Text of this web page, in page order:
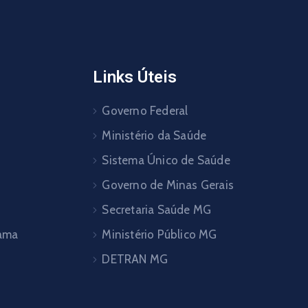
Links Úteis
Governo Federal
Ministério da Saúde
Sistema Único de Saúde
Governo de Minas Gerais
Secretaria Saúde MG
Ministério Público MG
DETRAN MG